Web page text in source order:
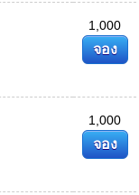
1,000
จอง
1,000
จอง